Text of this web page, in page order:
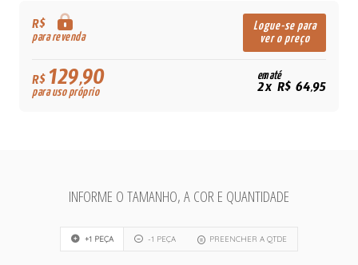
R$
para revenda
Logue-se para
ver o preço
R$129,90
para uso próprio
em até
2x R$ 64,95
INFORME O TAMANHO, A COR E QUANTIDADE
+1 PEÇA -1 PEÇA PREENCHER A QTDE